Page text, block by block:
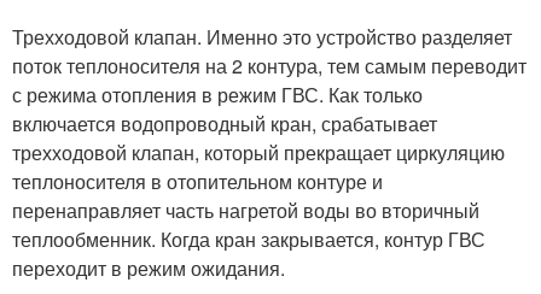
Трехходовой клапан. Именно это устройство разделяет
поток теплоносителя на 2 контура, тем самым переводит
с режима отопления в режим ГВС. Как только
включается водопроводный кран, срабатывает
трехходовой клапан, который прекращает циркуляцию
теплоносителя в отопительном контуре и
перенаправляет часть нагретой воды во вторичный
теплообменник. Когда кран закрывается, контур ГВС
переходит в режим ожидания.